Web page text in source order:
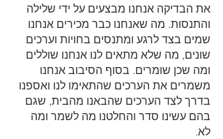
את הבדיקה אנחנו מבצעים על ידי שלילה
והתנסות. מה שאנחנו כבר מכירים אנחנו
שמים בצד לרגע ומתנסים בחויות וערכים
שונים, מה שלא מתאים לנו אנחנו שוללים
ומה שכן שומרים. בסוף הסיבוב אנחנו
משמרים את הערכים שהתאימו לנו ואספנו
בדרך לצד הערכים שהבאנו מהבית, שגם
בהם עשינו סדר והחלטנו מה לשמר ומה
לא.